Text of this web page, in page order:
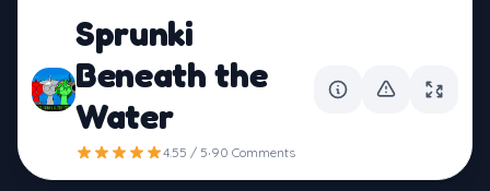
Sprunki
Beneath the
Water
4.55 / 5·90 Comments